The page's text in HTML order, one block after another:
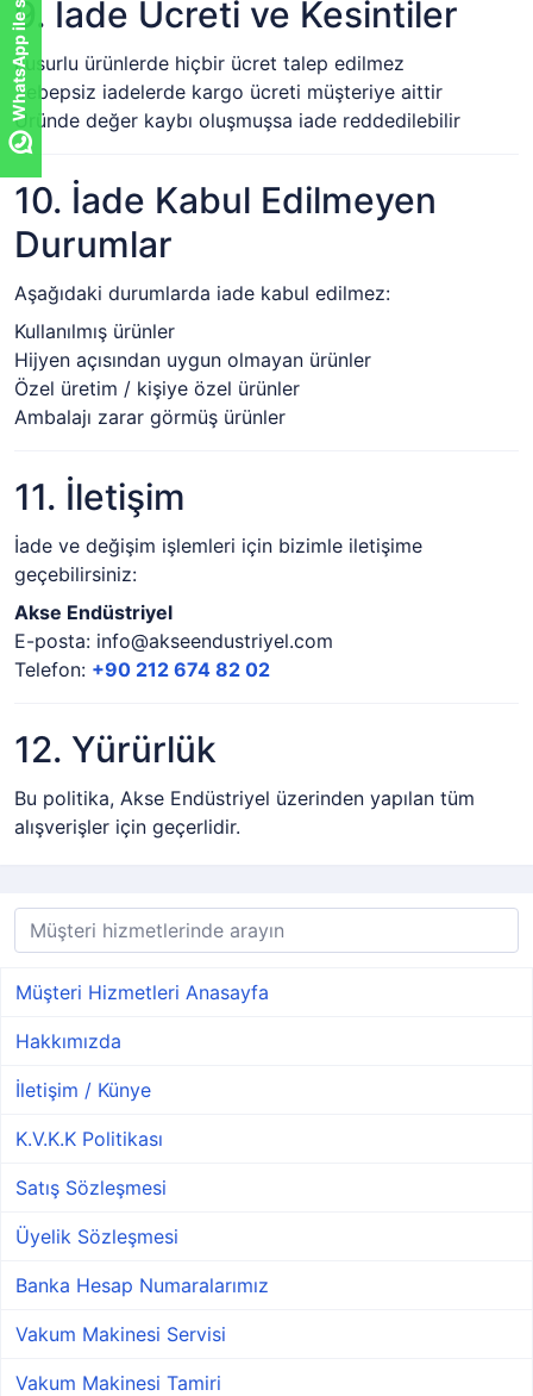
9. İade Ücreti ve Kesintiler
Kusurlu ürünlerde hiçbir ücret talep edilmez
Sebepsiz iadelerde kargo ücreti müşteriye aittir
Üründe değer kaybı oluşmuşsa iade reddedilebilir
10. İade Kabul Edilmeyen
Durumlar
Aşağıdaki durumlarda iade kabul edilmez:
Kullanılmış ürünler
Hijyen açısından uygun olmayan ürünler
Özel üretim / kişiye özel ürünler
Ambalajı zarar görmüş ürünler
11. İletişim
İade ve değişim işlemleri için bizimle iletişime
geçebilirsiniz:
Akse Endüstriyel
E-posta: info@akseendustriyel.com
Telefon: +90 212 674 82 02
12. Yürürlük
Bu politika, Akse Endüstriyel üzerinden yapılan tüm
alışverişler için geçerlidir.
Müşteri Hizmetleri Anasayfa
Hakkımızda
İletişim / Künye
K.V.K.K Politikası
Satış Sözleşmesi
Üyelik Sözleşmesi
Banka Hesap Numaralarımız
Vakum Makinesi Servisi
Vakum Makinesi Tamiri
WhatsApp ile sor!